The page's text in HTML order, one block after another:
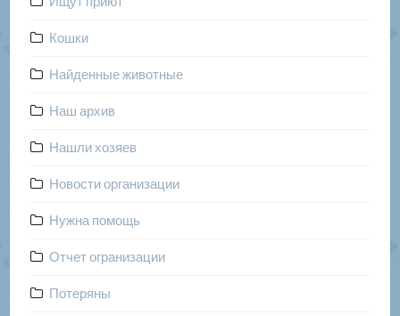
Кошки
Найденные животные
Наш архив
Нашли хозяев
Новости организации
Нужна помощь
Отчет огранизации
Потеряны